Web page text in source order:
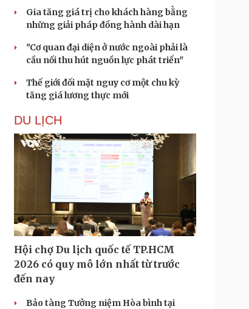
Gia tăng giá trị cho khách hàng bằng
những giải pháp đồng hành dài hạn
"Cơ quan đại diện ở nước ngoài phải là
cầu nối thu hút nguồn lực phát triển"
Thế giới đối mặt nguy cơ một chu kỳ
tăng giá lương thực mới
DU LỊCH
Hội chợ Du lịch quốc tế TP.HCM
2026 có quy mô lớn nhất từ trước
đến nay
Bảo tàng Tưởng niệm Hòa bình tại